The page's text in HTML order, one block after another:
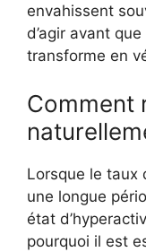
envahissent
d’agir avant
transforme en
Comment
Lorsque le taux
une longue
état
pourquoi il est